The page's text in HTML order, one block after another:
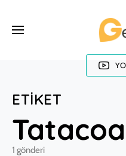
ETIKET
1 gönderi